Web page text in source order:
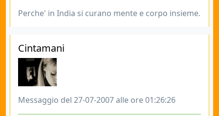
Perche' in India si curano mente e corpo insieme.
Cintamani
Messaggio del 27-07-2007 alle ore 01:26:26